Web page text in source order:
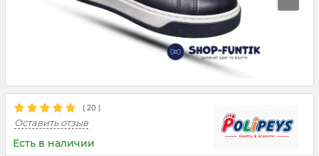
( 20 )
Оставить отзыв
Есть в наличии